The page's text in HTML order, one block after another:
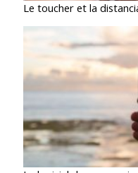
Le toucher et la